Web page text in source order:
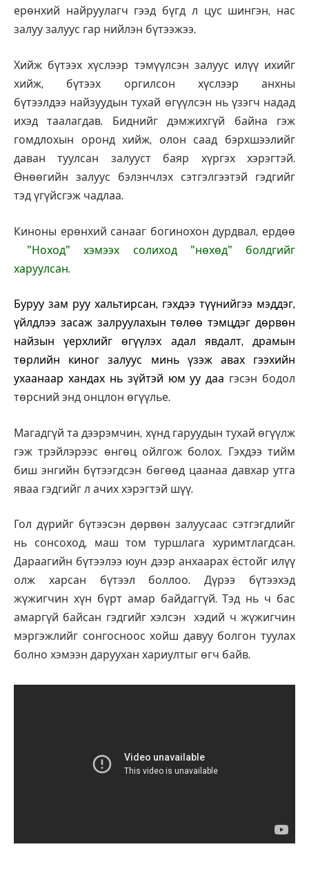
ерөнхий найруулагч гээд бүгд л цус шингэн, нас
залуу залуус гар нийлэн бүтээжээ.
Хийж бүтээх хүслээр тэмүүлсэн залуус илүү ихийг
хийж, бүтээх оргилсон хүслээр анхны
бүтээлдээ найзуудын тухай өгүүлсэн нь үзэгч надад
ихэд таалагдав. Биднийг дэмжихгүй байна гэж
гомдлохын оронд хийж, олон саад бэрхшээлийг
даван туулсан залууст баяр хүргэх хэрэгтэй.
Өнөөгийн залуус бэлэнчлэх сэтгэлгээтэй гэдгийг
тэд үгүйсгэж чадлаа.
Киноны ерөнхий санааг богинохон дурдвал, ердөө
"Ноход" хэмээх солиход "нөхөд" болдгийг
харуулсан.
Буруу зам руу хальтирсан, гэхдээ түүнийгээ мэддэг,
үйлдлээ засаж залруулахын төлөө тэмцдэг дөрвөн
найзын үерхлийг өгүүлэх адал явдалт, драмын
төрлийн киног залуус минь үзэж авах гээхийн
ухаанаар хандах нь зүйтэй юм уу даа гэсэн бодол
төрсний энд онцлон өгүүлье.
Магадгүй та дээрэмчин, хүнд гаруудын тухай өгүүлж
гэж трэйлэрээс өнгөц ойлгож болох. Гэхдээ тийм
биш энгийн бүтээгдсэн бөгөөд цаанаа давхар утга
яваа гэдгийг л ачих хэрэгтэй шүү.
Гол дүрийг бүтээсэн дөрвөн залуусаас сэтгэгдлийг
нь сонсоход, маш том туршлага хуримтлагдсан.
Дараагийн бүтээлээ юун дээр анхаарах ёстойг илүү
олж харсан бүтээл боллоо. Дүрээ бүтээхэд
жүжигчин хүн бүрт амар байдаггүй. Тэд нь ч бас
амаргүй байсан гэдгийг хэлсэн хэдий ч жүжигчин
мэргэжлийг сонгосноос хойш давуу болгон туулах
болно хэмээн даруухан хариултыг өгч байв.